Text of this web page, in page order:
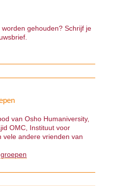
gehouden? Schrijf je
van Osho Humaniversity,
OMC, Instituut voor
vele andere vrienden van